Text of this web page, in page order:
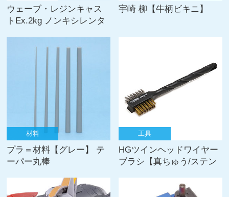
ウェーブ・レジンキャス
トEx.2kg ノンキシレンタ
宇崎 柳【牛柄ビキニ】
材料
プラ＝材料【グレー】 テ
ーパー丸棒
工具
HGツインヘッドワイヤー
ブラシ【真ちゅう/ステン